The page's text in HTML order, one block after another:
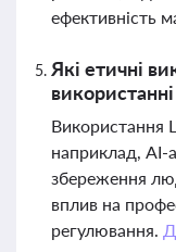
ефективність
Які етичні
Використання
наприклад, AI-
збереження
вплив на
регулювання.